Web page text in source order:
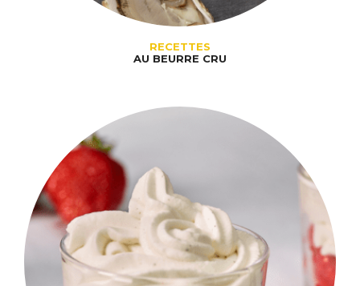
RECETTES
AU BEURRE CRU